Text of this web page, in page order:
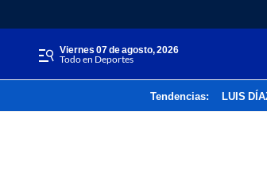
viernes 07 de agosto, 2026
Todo en Deportes
Tendencias: LUIS